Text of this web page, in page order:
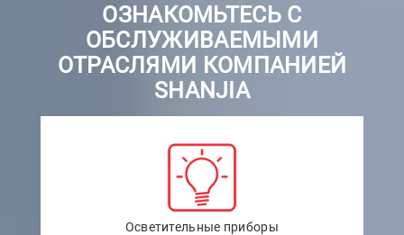
ОЗНАКОМЬТЕСЬ С
ОБСЛУЖИВАЕМЫМИ
ОТРАСЛЯМИ КОМПАНИЕЙ
SHANJIA
Осветительные приборы